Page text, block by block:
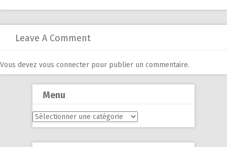
Leave A Comment
Vous devez vous connecter pour publier un commentaire.
Menu
Menu